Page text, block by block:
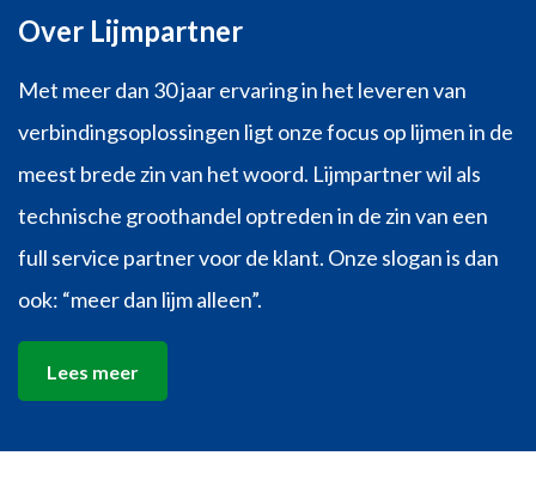
Over Lijmpartner
Met meer dan 30 jaar ervaring in het leveren van
verbindingsoplossingen ligt onze focus op lijmen in de
meest brede zin van het woord. Lijmpartner wil als
technische groothandel optreden in de zin van een
full service partner voor de klant. Onze slogan is dan
ook: “meer dan lijm alleen”.
Lees meer